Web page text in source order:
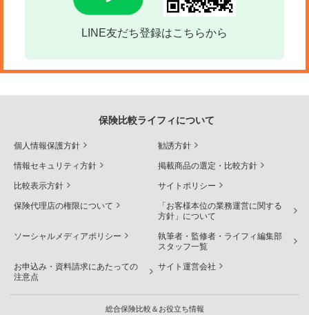
LINE友だち登録はこちらから
保険比較ライフィについて
個人情報保護方針 勧誘方針
情報セキュリティ方針 掲載商品の選定・比較方針
比較表示方針 サイトポリシー
保険代理店の権限について
「お客様本位の業務運営に関する
方針」について
ソーシャルメディアポリシー
執筆者・監修者・ライフィ編集部
スタッフ一覧
お申込み・資料請求にあたっての
注意点
サイト運営会社
総合保険比較＆お役立ち情報